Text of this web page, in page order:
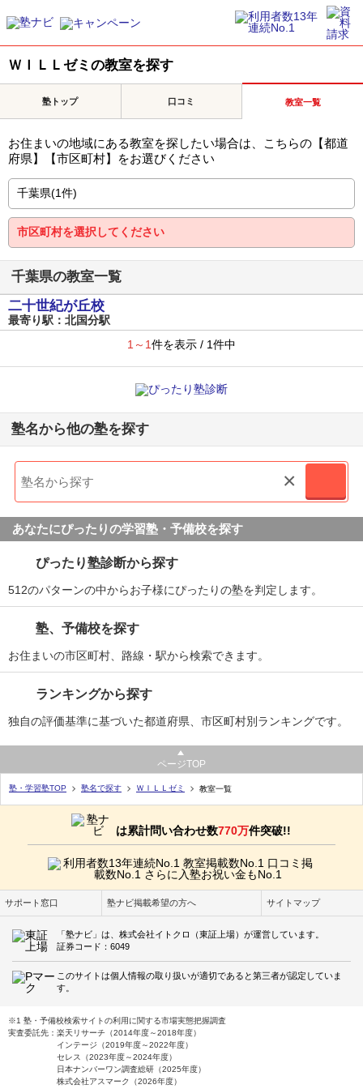
ＷＩＬＬゼミの教室を探す
塾トップ 口コミ 教室一覧
お住まいの地域にある教室を探したい場合は、こちらの【都道
府県】【市区町村】をお選びください
千葉県の教室一覧
二十世紀が丘校
最寄り駅：北国分駅
1～1件を表示 / 1件中
塾名から他の塾を探す
×
あなたにぴったりの学習塾・予備校を探す
ぴったり塾診断から探す
512のパターンの中からお子様にぴったりの塾を判定します。
塾、予備校を探す
お住まいの市区町村、路線・駅から検索できます。
ランキングから探す
独自の評価基準に基づいた都道府県、市区町村別ランキングです。
ページTOP
塾・学習塾TOP 塾名で探す ＷＩＬＬゼミ 教室一覧
は累計問い合わせ数770万件突破!!
サポート窓口 塾ナビ掲載希望の方へ サイトマップ
「塾ナビ」は、株式会社イトクロ（東証上場）が運営しています。
証券コード：6049
このサイトは個人情報の取り扱いが適切であると第三者が認定していま
す。
※1 塾・予備校検索サイトの利用に関する市場実態把握調査
実査委託先：楽天リサーチ（2014年度～2018年度）
インテージ（2019年度～2022年度）
セレス（2023年度～2024年度）
日本ナンバーワン調査総研（2025年度）
株式会社アスマーク（2026年度）